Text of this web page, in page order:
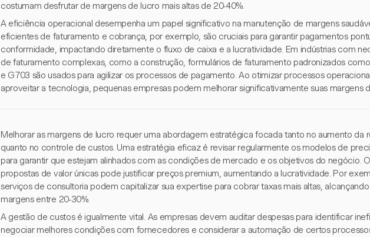
costumam desfrutar de margens de lucro mais altas de 20-40%.
A eficiência operacional desempenha um papel significativo na manutenção de margens
eficientes de faturamento e cobrança, por exemplo, são cruciais para garantir pagamentos
conformidade, impactando diretamente o fluxo de caixa e a lucratividade. Em indústrias com
de faturamento complexas, como a construção, formulários de faturamento padronizados
e G703 são usados para agilizar os processos de pagamento. Ao otimizar processos
aproveitar a tecnologia, pequenas empresas podem melhorar significativamente suas margens
Melhorar as margens de lucro requer uma abordagem estratégica focada tanto no aumento da
quanto no controle de custos. Uma estratégia eficaz é revisar regularmente os modelos de
para garantir que estejam alinhados com as condições de mercado e os objetivos do negócio.
propostas de valor únicas pode justificar preços premium, aumentando a lucratividade. Por
serviços de consultoria podem capitalizar sua expertise para cobrar taxas mais altas, alcançando
margens entre 20-30%.
A gestão de custos é igualmente vital. As empresas devem auditar despesas para identificar
negociar melhores condições com fornecedores e considerar a automação de certos